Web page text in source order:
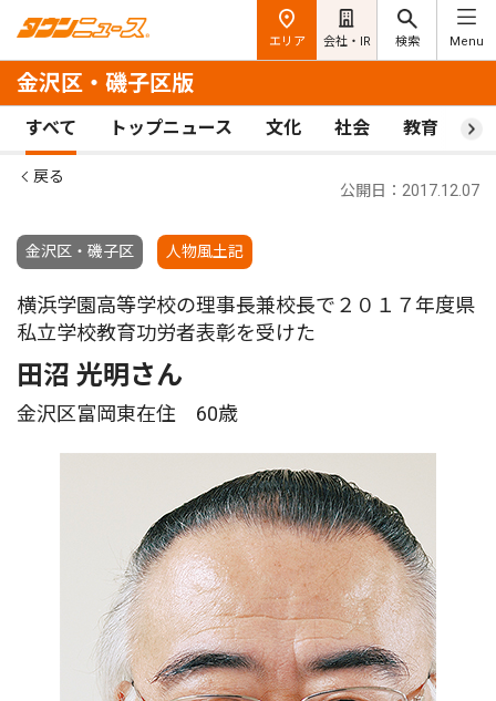
エリア 会社・IR 検索 Menu
金沢区・磯子区版
すべて トップニュース 文化 社会 教育 ス
戻る
金沢区・磯子区 人物風土記
公開日：2017.12.07
横浜学園高等学校の理事長兼校長で２０１７年度県
私立学校教育功労者表彰を受けた
田沼 光明さん
金沢区富岡東在住 60歳